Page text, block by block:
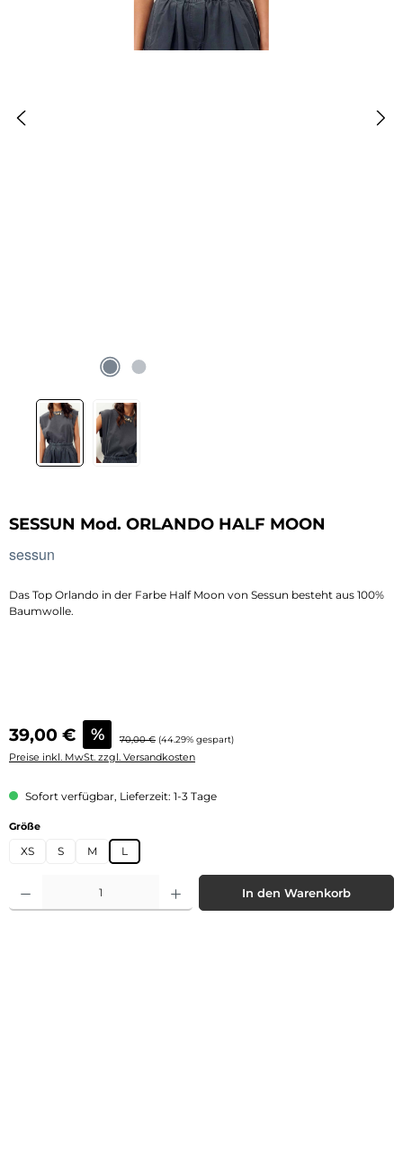
SESSUN Mod. ORLANDO HALF MOON
sessun
Das Top Orlando in der Farbe Half Moon von Sessun besteht aus 100%
Baumwolle.
Verkaufspreis:
39,00 € % Regulärer Preis:
70,00 € (44.29% gespart)
Preise inkl. MwSt. zzgl. Versandkosten
Sofort verfügbar, Lieferzeit: 1-3 Tage
Größeauswählen
XS S M L
Produkt Anzahl: Gib den gewünschten Wert ein oder benutze die
In den Warenkorb